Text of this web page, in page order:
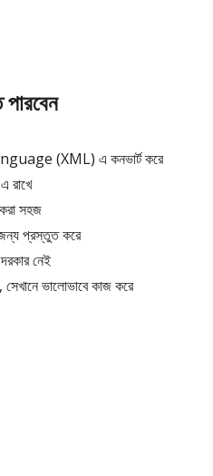
(XML) এ কনভার্ট করে
রাখে
সহজ
জন্য প্রস্তুত করে
নেই
ভালোভাবে কাজ করে